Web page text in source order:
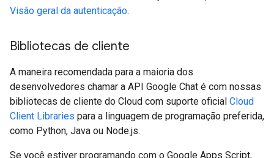
Visão geral da autenticação.
Bibliotecas de cliente
A maneira recomendada para a maioria dos
desenvolvedores chamar a API Google Chat é com nossas
bibliotecas de cliente do Cloud com suporte oficial Cloud
Client Libraries para a linguagem de programação preferida,
como Python, Java ou Node.js.
Se você estiver programando com o Google Apps Script,